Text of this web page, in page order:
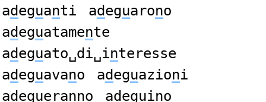
adeguanti adeguarono
adeguatamente
adeguato␣di␣interesse
adeguavano adeguazioni
adegueranno adeguino